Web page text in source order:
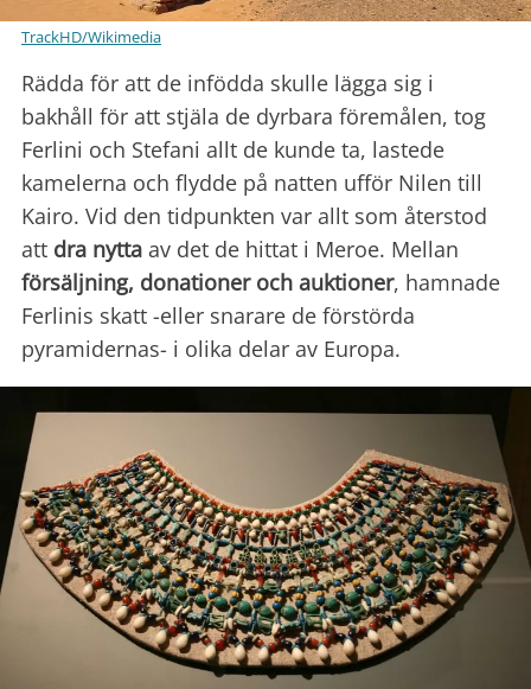
TrackHD/Wikimedia
Rädda för att de infödda skulle lägga sig i
bakhåll för att stjäla de dyrbara föremålen, tog
Ferlini och Stefani allt de kunde ta, lastede
kamelerna och flydde på natten ufför Nilen till
Kairo. Vid den tidpunkten var allt som återstod
att dra nytta av det de hittat i Meroe. Mellan
försäljning, donationer och auktioner, hamnade
Ferlinis skatt -eller snarare de förstörda
pyramidernas- i olika delar av Europa.